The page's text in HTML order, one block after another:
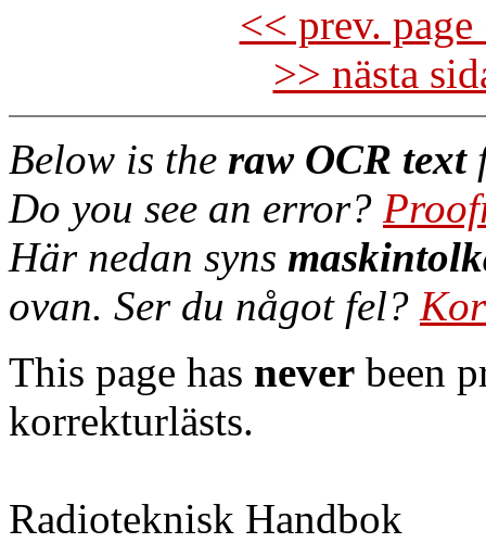
<< prev.
>> nästa
Below is the raw OCR text
Do you see an error?
Här nedan syns
ovan. Ser du något fel?
This page has never been
korrekturlästs.
Radioteknisk Handbok